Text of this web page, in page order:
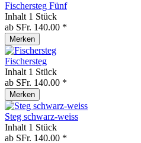
Fischersteg Fünf
Inhalt 1 Stück
ab SFr. 140.00 *
Merken
Fischersteg
Inhalt 1 Stück
ab SFr. 140.00 *
Merken
Steg schwarz-weiss
Inhalt 1 Stück
ab SFr. 140.00 *